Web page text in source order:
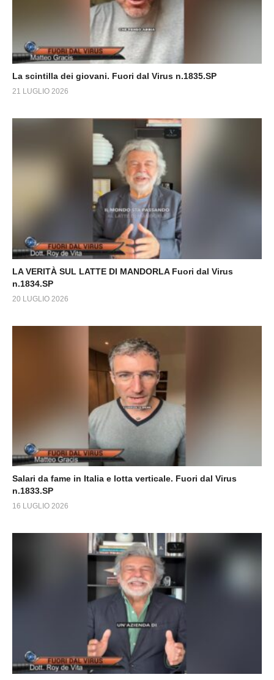
La scintilla dei giovani. Fuori dal Virus n.1835.SP
21 LUGLIO 2026
LA VERITÀ SUL LATTE DI MANDORLA Fuori dal Virus
n.1834.SP
20 LUGLIO 2026
Salari da fame in Italia e lotta verticale. Fuori dal Virus
n.1833.SP
16 LUGLIO 2026